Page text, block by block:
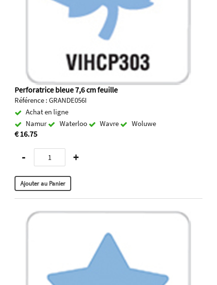
Perforatrice bleue 7,6 cm feuille
Référence : GRANDE056I
Achat en ligne
Namur
Waterloo Wavre Woluwe
€ 16.75
- +